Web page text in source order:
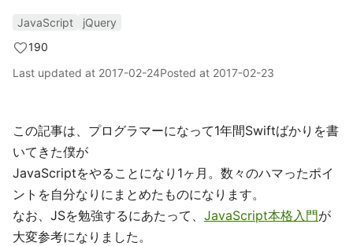
JavaScript
jQuery
190
Last updated at 2017-02-24Posted at 2017-02-23
この記事は、プログラマーになって1年間Swiftばかりを書
いてきた僕が
JavaScriptをやることになり1ヶ月。数々のハマったポイ
ントを自分なりにまとめたものになります。
なお、JSを勉強するにあたって、 JavaScript本格入門が
大変参考になりました。